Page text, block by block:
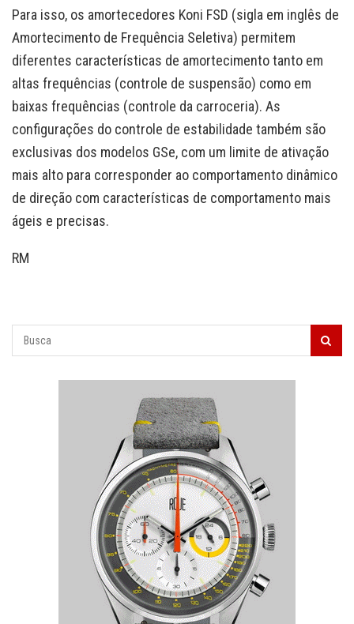
Para isso, os amortecedores Koni FSD (sigla em inglês de
Amortecimento de Frequência Seletiva) permitem
diferentes características de amortecimento tanto em
altas frequências (controle de suspensão) como em
baixas frequências (controle da carroceria). As
configurações do controle de estabilidade também são
exclusivas dos modelos GSe, com um limite de ativação
mais alto para corresponder ao comportamento dinâmico
de direção com características de comportamento mais
ágeis e precisas.
RM